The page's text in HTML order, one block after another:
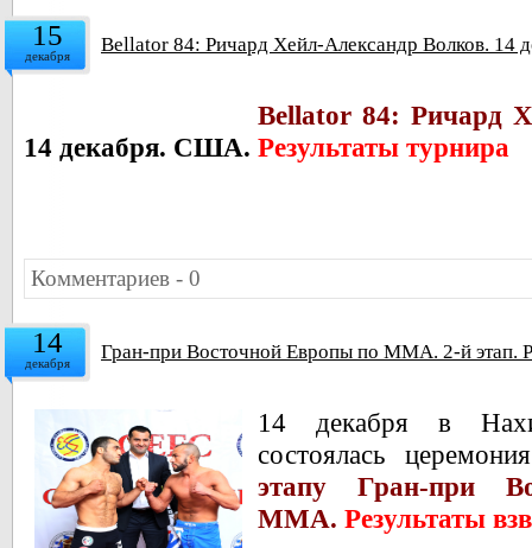
15
декабря Bellator 84: Ричард Хейл-Александр Волков. 14
Bellator 84: Ричард
14 декабря. США. Результаты турнира
Комментариев - 0
14
декабря Гран-при Восточной Европы по ММА. 2-й этап.
14 декабря в
состоялась
этапу Гран-при
ММА. Результаты